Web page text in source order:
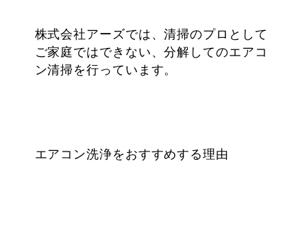
株式会社アーズでは、清掃のプロとして
ご家庭ではできない、分解してのエアコ
ン清掃を行っています。
エアコン洗浄をおすすめする理由